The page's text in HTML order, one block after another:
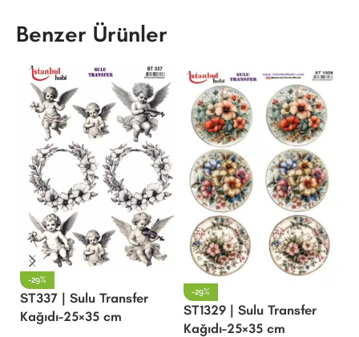
Benzer Ürünler
-29%
ST337 | Sulu Transfer
Kağıdı-25×35 cm
-29%
ST1329 | Sulu Transfer
Kağıdı-25×35 cm